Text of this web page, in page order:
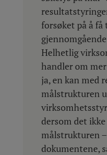
forsøket på å få
Helhetlig
handler om
ja, en kan med
målstrukturen
dersom det
målstrukturen
dokumentene,